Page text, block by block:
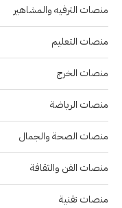
منصات الترفيه والمشاهير
منصات التعليم
منصات الخرج
منصات الرياضة
منصات الصحة والجمال
منصات الفن والثقافة
منصات تقنية